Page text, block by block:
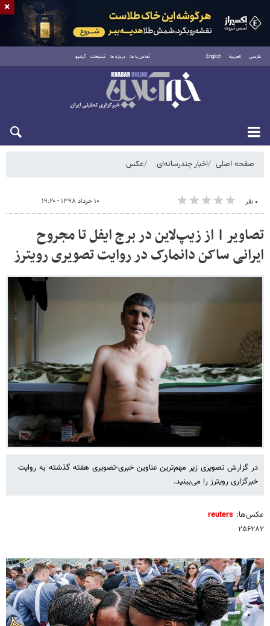
فارسی العربية English تماس با ما درباره ما تبلیغات آرشیو
یکشنبه ۱۸ مرداد ۱۴۰۵
صفحه اصلی اخبار چندرسانه‌ای عکس
۰ نفر ۱۰ خرداد ۱۳۹۸ - ۱۹:۲۰
تصاویر | از زیپ‌لاین در برج ایفل تا مجروح
ایرانی ساکن دانمارک در روایت تصویری رویترز
در گزارش تصویری زیر مهم‌ترین عناوین خبری-تصویری هفته گذشته به روایت
خبرگزاری رویترز را می‌بینید.
عکس‌ها: reuters
۲۵۶۲۸۲
×